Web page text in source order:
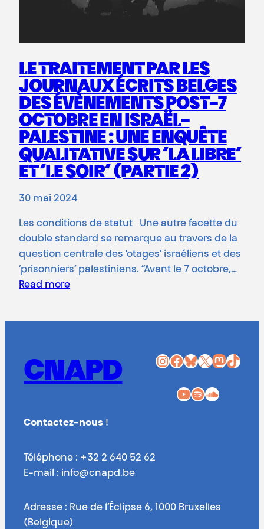
LE TRAITEMENT PAR LES
JOURNAUX ÉCRITS BELGES
DES ÉVÈNEMENTS POST-7
OCTOBRE EN ISRAËL-
PALESTINE : UNE ENQUÊTE
QUALITATIVE SUR ‘LA LIBRE’
ET ‘LE SOIR’ (PARTIE 2)
30 mai 2024
Les conditions de statut Une autre facette du
double standard se remarque au travers de la
question centrale des ‘otages’ israéliens et des
‘prisonniers’ palestiniens. “Avant le 7 octobre,…
Read more
CNAPD InstagramFacebook Bluesky X Mastodon TikTok
YouTube Spotify SoundCloud
Contactez-nous !
Téléphone : +32 2 640 52 62
E-mail : info@cnapd.be
Adresse : Rue de l’Éclipse 6, 1000 Bruxelles
(Belgique)